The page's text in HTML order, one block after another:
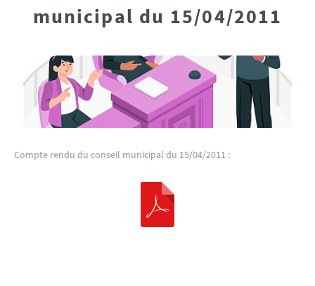
municipal du 15/04/2011
Compte rendu du conseil municipal du 15/04/2011 :